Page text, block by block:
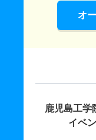
オ
鹿児島工学
イベ